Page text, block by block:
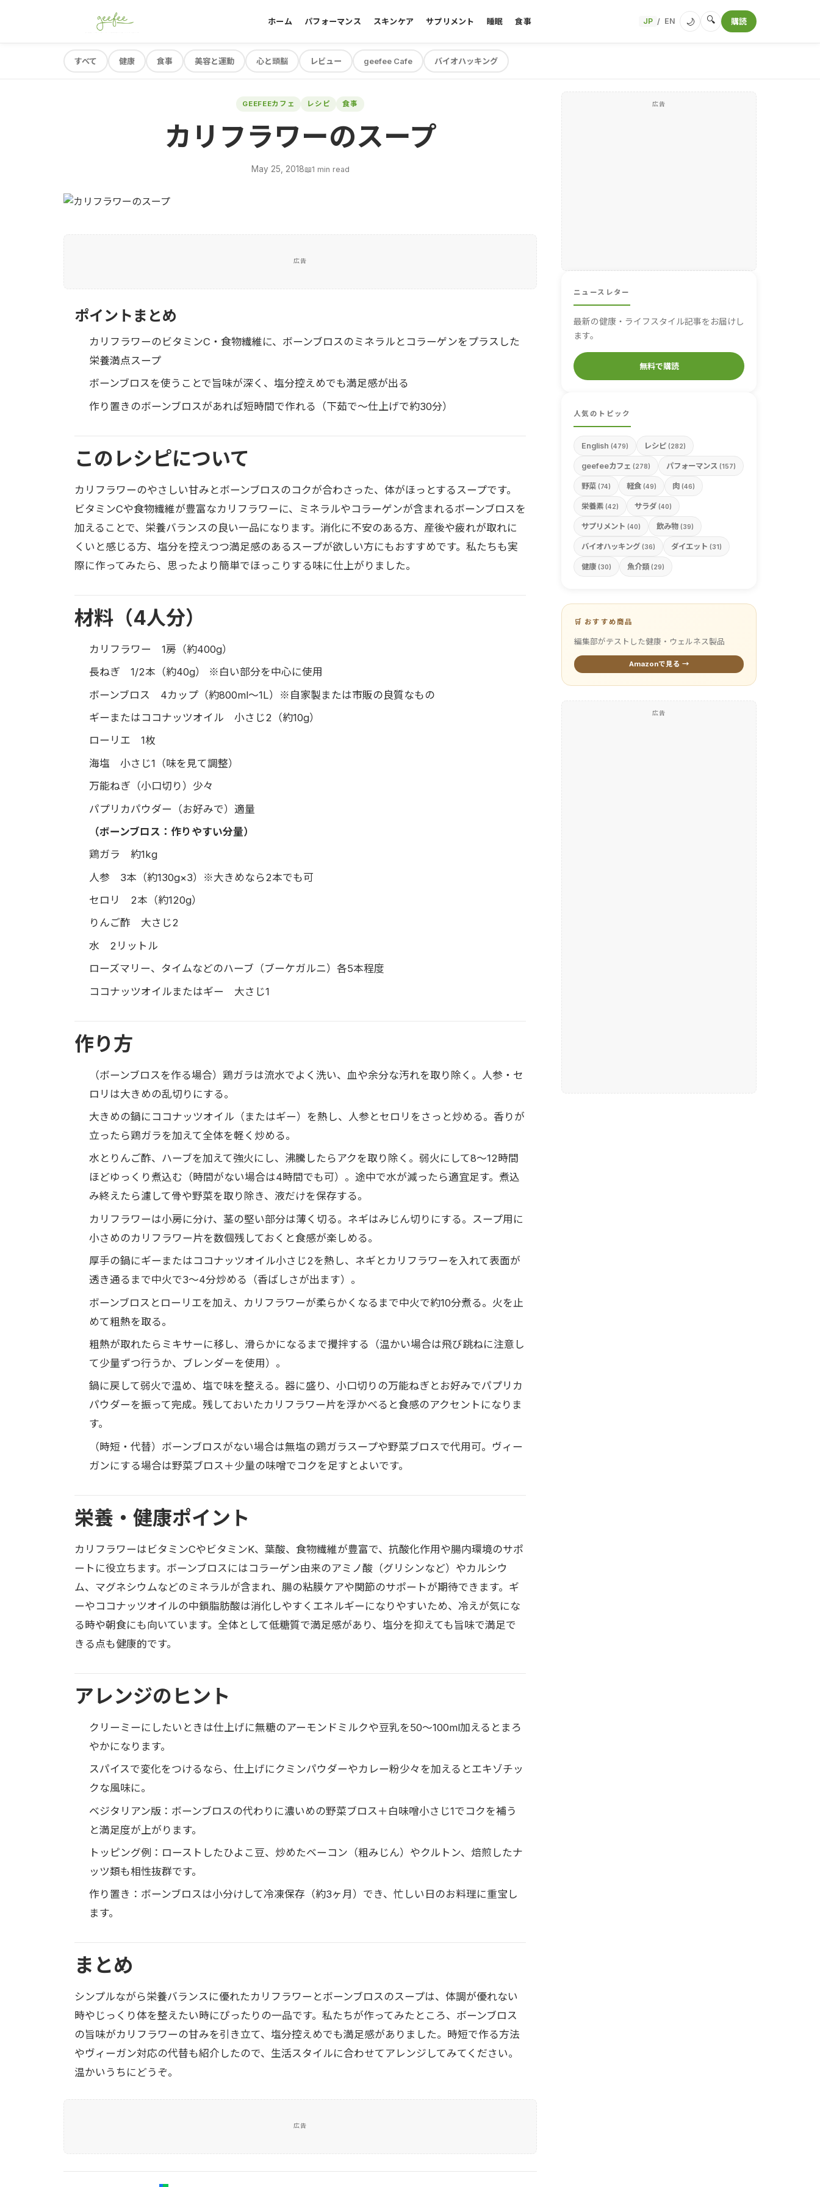
ホーム パフォーマンス スキンケア サプリメント 睡眠 食事 JP / EN 🌙 🔍 購読
すべて 健康 食事 美容と運動 心と頭脳 レビュー geefee Cafe バイオハッキング
GEEFEEカフェ レシピ 食事
カリフラワーのスープ
May 25, 2018📖1 min read
広告
ポイントまとめ
カリフラワーのビタミンC・食物繊維に、ボーンブロスのミネラルとコラーゲンをプラスした
栄養満点スープ
ボーンブロスを使うことで旨味が深く、塩分控えめでも満足感が出る
作り置きのボーンブロスがあれば短時間で作れる（下茹で〜仕上げで約30分）
このレシピについて
カリフラワーのやさしい甘みとボーンブロスのコクが合わさった、体がほっとするスープです。
ビタミンCや食物繊維が豊富なカリフラワーに、ミネラルやコラーゲンが含まれるボーンブロスを
加えることで、栄養バランスの良い一品になります。消化に不安のある方、産後や疲れが取れに
くいと感じる方、塩分を控えつつ満足感のあるスープが欲しい方にもおすすめです。私たちも実
際に作ってみたら、思ったより簡単でほっこりする味に仕上がりました。
材料（4人分）
カリフラワー 1房（約400g）
長ねぎ 1/2本（約40g） ※白い部分を中心に使用
ボーンブロス 4カップ（約800ml〜1L）※自家製または市販の良質なもの
ギーまたはココナッツオイル 小さじ2（約10g）
ローリエ 1枚
海塩 小さじ1（味を見て調整）
万能ねぎ（小口切り）少々
パプリカパウダー（お好みで）適量
（ボーンブロス：作りやすい分量）
鶏ガラ 約1kg
人参 3本（約130g×3）※大きめなら2本でも可
セロリ 2本（約120g）
りんご酢 大さじ2
水 2リットル
ローズマリー、タイムなどのハーブ（ブーケガルニ）各5本程度
ココナッツオイルまたはギー 大さじ1
作り方
（ボーンブロスを作る場合）鶏ガラは流水でよく洗い、血や余分な汚れを取り除く。人参・セ
ロリは大きめの乱切りにする。
大きめの鍋にココナッツオイル（またはギー）を熱し、人参とセロリをさっと炒める。香りが
立ったら鶏ガラを加えて全体を軽く炒める。
水とりんご酢、ハーブを加えて強火にし、沸騰したらアクを取り除く。弱火にして8〜12時間
ほどゆっくり煮込む（時間がない場合は4時間でも可）。途中で水が減ったら適宜足す。煮込
み終えたら濾して骨や野菜を取り除き、液だけを保存する。
カリフラワーは小房に分け、茎の堅い部分は薄く切る。ネギはみじん切りにする。スープ用に
小さめのカリフラワー片を数個残しておくと食感が楽しめる。
厚手の鍋にギーまたはココナッツオイル小さじ2を熱し、ネギとカリフラワーを入れて表面が
透き通るまで中火で3〜4分炒める（香ばしさが出ます）。
ボーンブロスとローリエを加え、カリフラワーが柔らかくなるまで中火で約10分煮る。火を止
めて粗熱を取る。
粗熱が取れたらミキサーに移し、滑らかになるまで攪拌する（温かい場合は飛び跳ねに注意し
て少量ずつ行うか、ブレンダーを使用）。
鍋に戻して弱火で温め、塩で味を整える。器に盛り、小口切りの万能ねぎとお好みでパプリカ
パウダーを振って完成。残しておいたカリフラワー片を浮かべると食感のアクセントになりま
す。
（時短・代替）ボーンブロスがない場合は無塩の鶏ガラスープや野菜ブロスで代用可。ヴィー
ガンにする場合は野菜ブロス＋少量の味噌でコクを足すとよいです。
栄養・健康ポイント
カリフラワーはビタミンCやビタミンK、葉酸、食物繊維が豊富で、抗酸化作用や腸内環境のサポ
ートに役立ちます。ボーンブロスにはコラーゲン由来のアミノ酸（グリシンなど）やカルシウ
ム、マグネシウムなどのミネラルが含まれ、腸の粘膜ケアや関節のサポートが期待できます。ギ
ーやココナッツオイルの中鎖脂肪酸は消化しやすくエネルギーになりやすいため、冷えが気にな
る時や朝食にも向いています。全体として低糖質で満足感があり、塩分を抑えても旨味で満足で
きる点も健康的です。
アレンジのヒント
クリーミーにしたいときは仕上げに無糖のアーモンドミルクや豆乳を50〜100ml加えるとまろ
やかになります。
スパイスで変化をつけるなら、仕上げにクミンパウダーやカレー粉少々を加えるとエキゾチッ
クな風味に。
ベジタリアン版：ボーンブロスの代わりに濃いめの野菜ブロス＋白味噌小さじ1でコクを補う
と満足度が上がります。
トッピング例：ローストしたひよこ豆、炒めたベーコン（粗みじん）やクルトン、焙煎したナ
ッツ類も相性抜群です。
作り置き：ボーンブロスは小分けして冷凍保存（約3ヶ月）でき、忙しい日のお料理に重宝し
ます。
まとめ
シンプルながら栄養バランスに優れたカリフラワーとボーンブロスのスープは、体調が優れない
時やじっくり体を整えたい時にぴったりの一品です。私たちが作ってみたところ、ボーンブロス
の旨味がカリフラワーの甘みを引き立て、塩分控えめでも満足感がありました。時短で作る方法
やヴィーガン対応の代替も紹介したので、生活スタイルに合わせてアレンジしてみてください。
温かいうちにどうぞ。
広告
広告
ニュースレター
最新の健康・ライフスタイル記事をお届けし
ます。
無料で購読
人気のトピック
English (479) レシピ (282)
geefeeカフェ (278) パフォーマンス (157)
野菜 (74) 軽食 (49) 肉 (46)
栄養素 (42) サラダ (40)
サプリメント (40) 飲み物 (39)
バイオハッキング (36) ダイエット (31)
健康 (30) 魚介類 (29)
🛒 おすすめ商品
編集部がテストした健康・ウェルネス製品
Amazonで見る →
広告